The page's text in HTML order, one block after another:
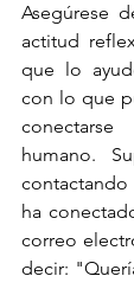
Asegúrese
actitud
que lo
con lo que
humano.
ha
correo
decir: